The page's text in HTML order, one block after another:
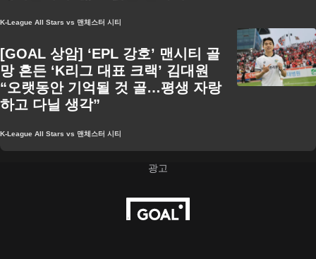
K-League All Stars vs 맨체스터 시티
[GOAL 상암] ‘EPL 강호’ 맨시티 골
망 흔든 ‘K리그 대표 크랙’ 김대원
“오랫동안 기억될 것 골…평생 자랑
하고 다닐 생각”
K-League All Stars vs 맨체스터 시티